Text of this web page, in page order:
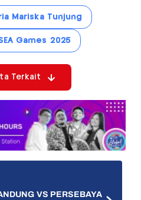
Mariska Tunjung
Games 2025
Terkait
VS PERSEBAYA